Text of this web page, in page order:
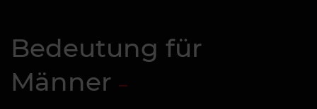
Bedeutung für
Männer